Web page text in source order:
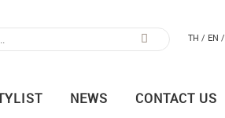
TH / EN /
NEWS CONTACT US